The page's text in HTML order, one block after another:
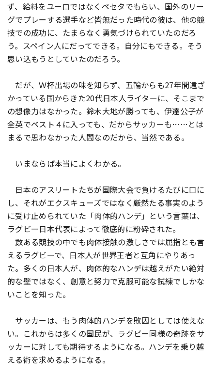
ず、給料をユーロではなくペセタでもらい、国外のリー
グでプレーする選手など皆無だった時代の彼は、他の競
技での成功に、たまらなく勇気づけられていたのだろ
う。スペイン人にだってできる。自分にもできる。そう
思い込もうとしていたのだろう。
だが、Ｗ杯出場の味を知らず、五輪からも27年間遠ざ
かっている国からきた20代日本人ライターに、そこまで
の想像力はなかった。鈴木大地が勝っても、伊達公子が
全英でベスト４に入っても、だからサッカーも……とは
まるで思わなかった人間なのだから、当然である。
いまならば本当によくわかる。
日本のアスリートたちが国際大会で負けるたびに口に
し、それがエクスキューズではなく厳然たる事実のよう
に受け止められていた「肉体的ハンデ」という言葉は、
ラグビー日本代表によって徹底的に粉砕された。
数ある競技の中でも肉体接触の激しさでは屈指とも言
えるラグビーで、日本人が世界王者と互角にやりあっ
た。多くの日本人が、肉体的なハンデは越えがたい絶対
的な壁ではなく、創意と努力で克服可能な試練でしかな
いことを知った。
サッカーは、もう肉体的ハンデを敗因としては使えな
い。これからは多くの国民が、ラグビー同様の奇跡をサ
ッカーに対しても期待するようになる。ハンデを乗り越
える術を求めるようになる。